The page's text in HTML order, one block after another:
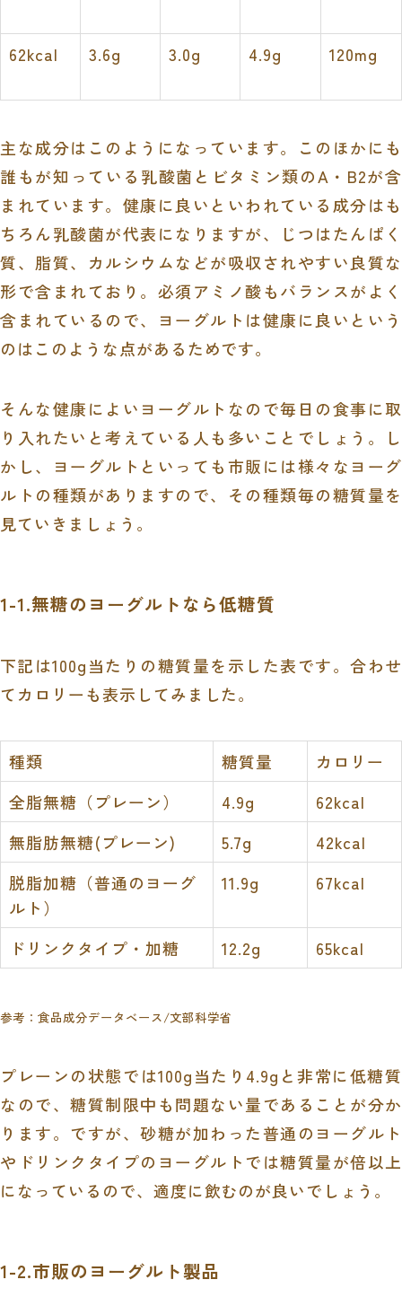
62kcal 3.6g 3.0g 4.9g 120mg
主な成分はこのようになっています。このほかにも
誰もが知っている乳酸菌とビタミン類のA ・ B2が含
まれています。健康に良いといわれている成分はも
ちろん乳酸菌が代表になりますが、じつはたんぱく
質、脂質、カルシウムなどが吸収されやすい良質な
形で含まれており。必須アミノ酸もバランスがよく
含まれているので、ヨーグルトは健康に良いという
のはこのような点があるためです。
そんな健康によいヨーグルトなので毎日の食事に取
り入れたいと考えている人も多いことでしょう。し
かし、ヨーグルトといっても市販には様々なヨーグ
ルトの種類がありますので、その種類毎の糖質量を
見ていきましょう。
1-1.無糖のヨーグルトなら低糖質
下記は100g当たりの糖質量を示した表です。合わせ
てカロリーも表示してみました。
種類 糖質量
カロリー
全脂無糖（プレーン）
4.9g
62kcal
無脂肪無糖(プレーン)
5.7g
42kcal
脱脂加糖（普通のヨーグ
ルト）
11.9g 67kcal
ドリンクタイプ・加糖 12.2g 65kcal
参考： 食品成分データベース/文部科学省
プレーンの状態では100g当たり4.9gと非常に低糖質
なので、糖質制限中も問題ない量である ことが分か
ります。ですが、砂糖が加わった普通のヨーグルト
やドリンクタイプのヨーグルトでは糖質量が倍以上
になっているので、適度に飲むのが良いでしょう。
1-2.市販のヨーグルト製品